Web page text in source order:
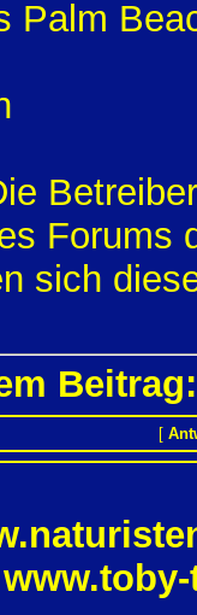
Palm
Forums
sich
Beitrag:
[